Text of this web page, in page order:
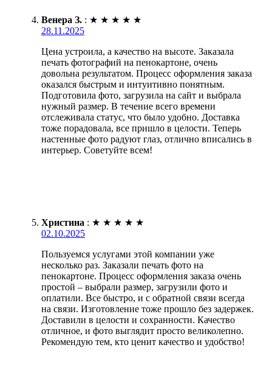
Венера З. : ★ ★ ★ ★ ★
28.11.2025
Цена устроила, а качество на высоте. Заказала
печать фотографий на пенокартоне, очень
довольна результатом. Процесс оформления заказа
оказался быстрым и интуитивно понятным.
Подготовила фото, загрузила на сайт и выбрала
нужный размер. В течение всего времени
отслеживала статус, что было удобно. Доставка
тоже порадовала, все пришло в целости. Теперь
настенные фото радуют глаз, отлично вписались в
интерьер. Советуйте всем!
Христина : ★ ★ ★ ★ ★
02.10.2025
Пользуемся услугами этой компании уже
несколько раз. Заказали печать фото на
пенокартоне. Процесс оформления заказа очень
простой – выбрали размер, загрузили фото и
оплатили. Все быстро, и с обратной связи всегда
на связи. Изготовление тоже прошло без задержек.
Доставили в целости и сохранности. Качество
отличное, и фото выглядит просто великолепно.
Рекомендую тем, кто ценит качество и удобство!